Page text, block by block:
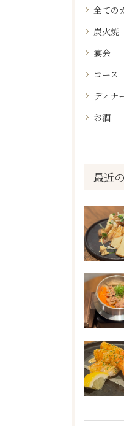
全ての
炭火焼
宴会
コース
ディナ
お酒
最近